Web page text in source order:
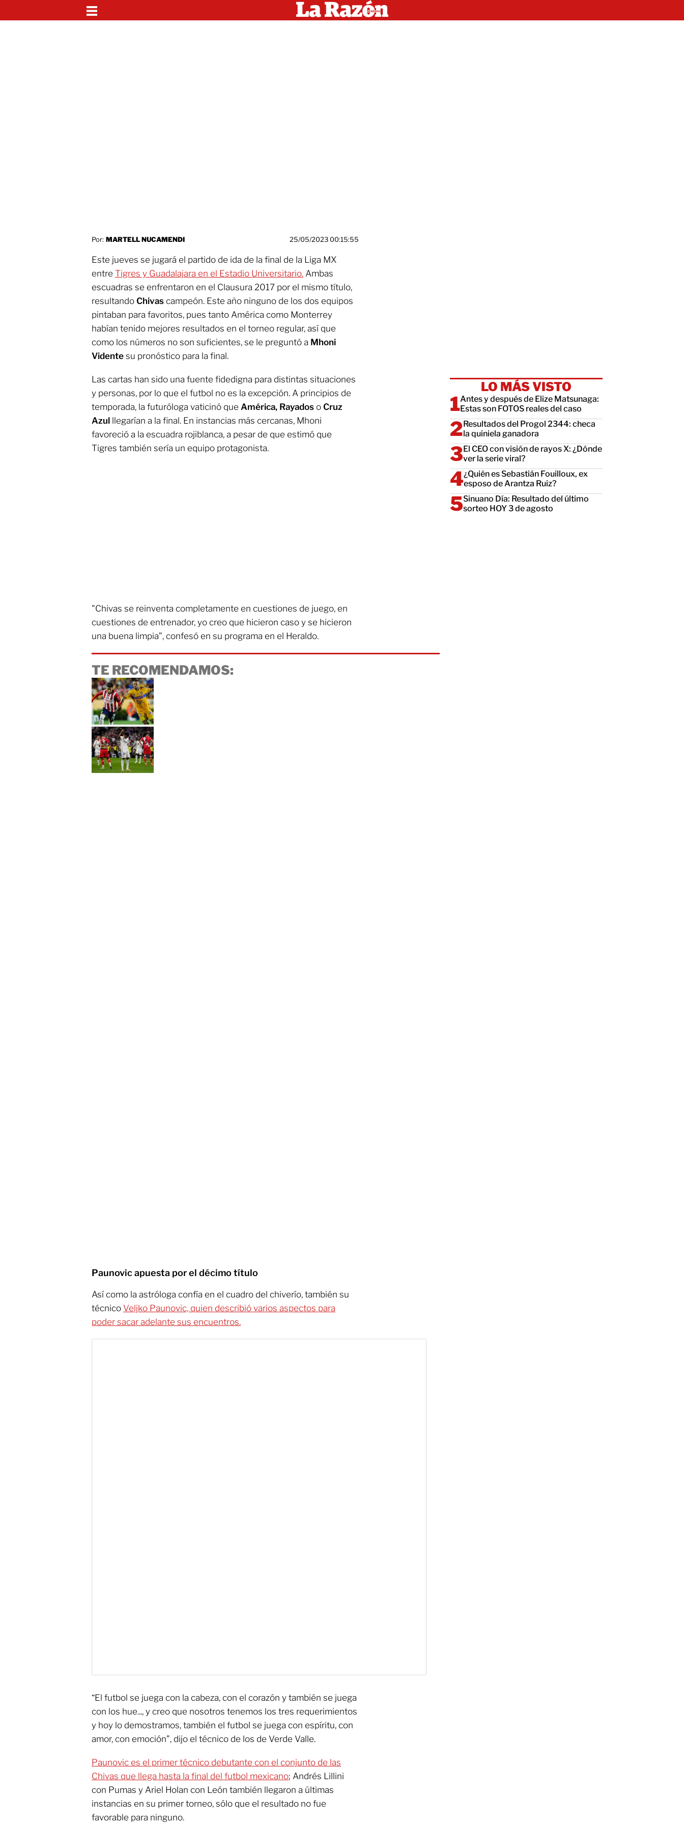
Por: MARTELL NUCAMENDI 25/05/2023 00:15:55
Este jueves se jugará el partido de ida de la final de la Liga MX
entre Tigres y Guadalajara en el Estadio Universitario. Ambas
escuadras se enfrentaron en el Clausura 2017 por el mismo título,
resultando Chivas campeón. Este año ninguno de los dos equipos
pintaban para favoritos, pues tanto América como Monterrey
habían tenido mejores resultados en el torneo regular, así que
como los números no son suficientes, se le preguntó a Mhoni
Vidente su pronóstico para la final.
Las cartas han sido una fuente fidedigna para distintas situaciones
y personas, por lo que el futbol no es la excepción. A principios de
temporada, la futuróloga vaticinó que América, Rayados o Cruz
Azul llegarían a la final. En instancias más cercanas, Mhoni
favoreció a la escuadra rojiblanca, a pesar de que estimó que
Tigres también sería un equipo protagonista.
"Chivas se reinventa completamente en cuestiones de juego, en
cuestiones de entrenador, yo creo que hicieron caso y se hicieron
una buena limpia”, confesó en su programa en el Heraldo.
TE RECOMENDAMOS:
Paunovic apuesta por el décimo título
Así como la astróloga confía en el cuadro del chiverío, también su
técnico Veljko Paunovic, quien describió varios aspectos para
poder sacar adelante sus encuentros.
“El futbol se juega con la cabeza, con el corazón y también se juega
con los hue..., y creo que nosotros tenemos los tres requerimientos
y hoy lo demostramos, también el futbol se juega con espíritu, con
amor, con emoción”, dijo el técnico de los de Verde Valle.
Paunovic es el primer técnico debutante con el conjunto de las
Chivas que llega hasta la final del futbol mexicano; Andrés Lillini
con Pumas y Ariel Holan con León también llegaron a últimas
instancias en su primer torneo, sólo que el resultado no fue
favorable para ninguno.
LO MÁS VISTO
Antes y después de Elize Matsunaga:
Estas son FOTOS reales del caso
Resultados del Progol 2344: checa
la quiniela ganadora
El CEO con visión de rayos X: ¿Dónde
ver la serie viral?
¿Quién es Sebastián Fouilloux, ex
esposo de Arantza Ruiz?
Sinuano Día: Resultado del último
sorteo HOY 3 de agosto